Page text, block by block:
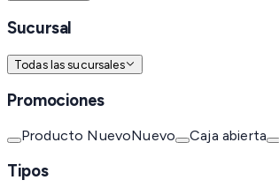
Sucursal
Todas las sucursales
Promociones
Producto NuevoNuevo Caja abierta
Tipos